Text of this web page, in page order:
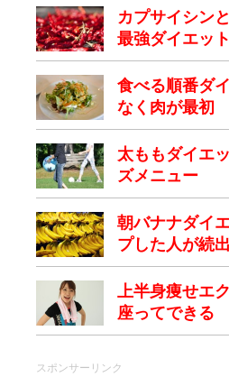
カプサイシン
最強ダイエット
食べる順番ダ
なく肉が最初
太ももダイエ
ズメニュー
朝バナナダイ
プした人が続出
上半身痩せエ
座ってできる
スポンサーリンク